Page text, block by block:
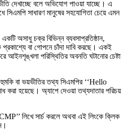
দেখাচ্ছে বলে অভিযোগ পাওয়া যাচ্ছে। এ
সিএমপি সাধারণ মানুষের সহযোগিতা চেয়ে এমন
অসাধু চক্র বিভিন্ন ব্যবসাপ্রতিষ্ঠান,
প্রকাশ্যে বা গোপনে চাঁদা দাবি করছে। একই
আইনশৃঙ্খলা পরিস্থিতির অবনতি ঘটানোর চেষ্টা
বা ভয়ভীতির তথ্য সিএমপির ‘‘Hello
করা হয়েছে। অ্যাপে দেওয়া তথ্যদাতার পরিচয়
লিখে সার্চ করলে অথবা এই লিংকে ক্লিক